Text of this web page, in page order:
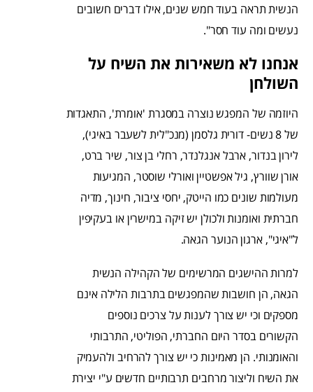
הנשית תראה בעוד חמש שנים, אילו דברים חשובים
נעשים ומה עוד חסר".
אנחנו לא משאירות את השיח על
השולחן
היוזמה של המפגש נוצרה במסגרת 'אומרת', התאגדות
של 8 נשים- דורית גלסמן (מנכ"לית לשעבר באיגי),
לירון בנדור, ארבל אנגלנדר, רחלי בן צור, שיר ברט,
אורן שוורץ, גיל אפשטיין ואורלי שוסטר, המגיעות
מעולמות שונים כמו הייטק, יחסי ציבור, חינוך, מדיה
חברתית ואומנות ולכולן יש זיקה במישרין או בעקיפין
ל"איגי", ארגון הנוער הגאה.
למרות ההישגים המרשימים של הקהילה הנשית
הגאה, הן חושבות שהמפגשים בתרבות הלילה אינם
מספקים וכי יש צורך לענות על צרכים נוספים
הקשורים בסדר היום החברתי, הפוליטי, התרבותי
והאומנותי. הן מאמינות כי יש צורך להרחיב ולהעמיק
את השיח וליצור מרחבים תרבותיים חדשים ע"י יצירת